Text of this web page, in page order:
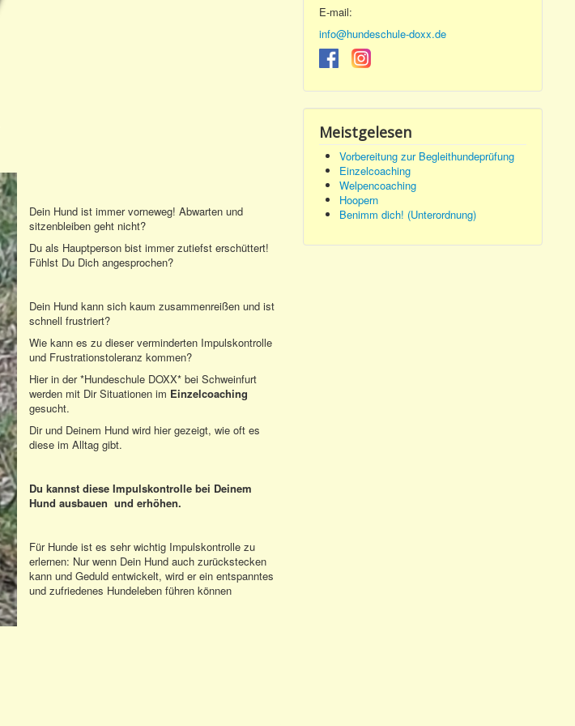
Dein Hund ist immer vorneweg! Abwarten und
sitzenbleiben geht nicht?
Du als Hauptperson bist immer zutiefst erschüttert!
Fühlst Du Dich angesprochen?
Dein Hund kann sich kaum zusammenreißen und ist
schnell frustriert?
Wie kann es zu dieser verminderten Impulskontrolle
und Frustrationstoleranz kommen?
Hier in der *Hundeschule DOXX* bei Schweinfurt
werden mit Dir Situationen im Einzelcoaching
gesucht.
Dir und Deinem Hund wird hier gezeigt, wie oft es
diese im Alltag gibt.
Du kannst diese Impulskontrolle bei Deinem
Hund ausbauen und erhöhen.
Für Hunde ist es sehr wichtig Impulskontrolle zu
erlernen: Nur wenn Dein Hund auch zurückstecken
kann und Geduld entwickelt, wird er ein entspanntes
und zufriedenes Hundeleben führen können
E-mail:
info@hundeschule-doxx.de
Meistgelesen
Vorbereitung zur Begleithundeprüfung
Einzelcoaching
Welpencoaching
Hoopern
Benimm dich! (Unterordnung)